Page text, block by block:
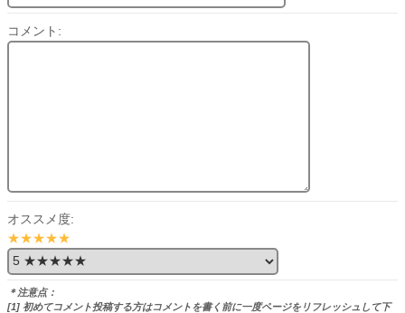
コメント:
オススメ度:
★★★★★
＊注意点：
[1] 初めてコメント投稿する方はコメントを書く前に一度ページをリフレッシュして下